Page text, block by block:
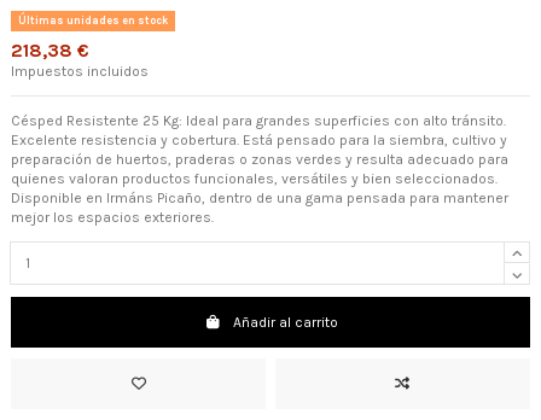
Últimas unidades en stock
218,38 €
Impuestos incluidos
Césped Resistente 25 Kg: Ideal para grandes superficies con alto tránsito.
Excelente resistencia y cobertura. Está pensado para la siembra, cultivo y
preparación de huertos, praderas o zonas verdes y resulta adecuado para
quienes valoran productos funcionales, versátiles y bien seleccionados.
Disponible en Irmáns Picaño, dentro de una gama pensada para mantener
mejor los espacios exteriores.
Añadir al carrito